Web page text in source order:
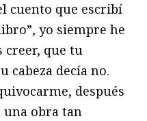
cuento que escribí
yo siempre he
creer, que tu
cabeza decía no.
después
una obra tan